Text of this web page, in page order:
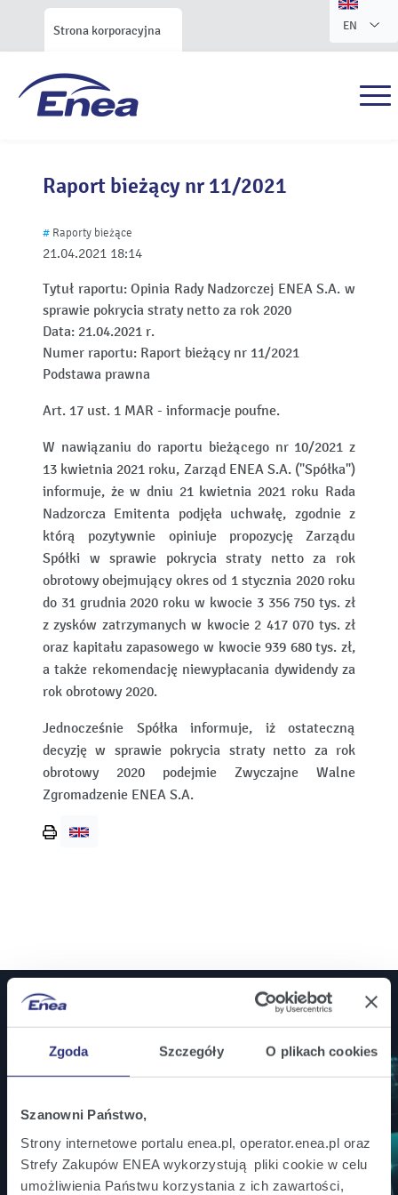
Zgoda Szczegóły O plikach cookies
Szanowni Państwo,
Strony internetowe portalu enea.pl, operator.enea.pl oraz
Strefy Zakupów ENEA wykorzystują pliki cookie w celu
umożliwienia Państwu korzystania z ich zawartości,
Strona korporacyjna EN
Raport bieżący nr 11/2021
21.04.2021 18:14
# Raporty bieżące
Tytuł raportu:Opinia Rady Nadzorczej ENEA S.A. w
sprawie pokrycia straty netto za rok 2020
Data: 21.04.2021 r.
Numer raportu: Raport bieżący nr 11/2021
Podstawa prawna
Art. 17 ust. 1 MAR - informacje poufne.
W nawiązaniu do raportu bieżącego nr 10/2021 z
13 kwietnia 2021 roku, Zarząd ENEA S.A. ("Spółka")
informuje, że w dniu 21 kwietnia 2021 roku Rada
Nadzorcza Emitenta podjęła uchwałę, zgodnie z
którą pozytywnie opiniuje propozycję Zarządu
Spółki w sprawie pokrycia straty netto za rok
obrotowy obejmujący okres od 1 stycznia 2020 roku
do 31 grudnia 2020 roku w kwocie 3 356 750 tys. zł
z zysków zatrzymanych w kwocie 2 417 070 tys. zł
oraz kapitału zapasowego w kwocie 939 680 tys. zł,
a także rekomendację niewypłacania dywidendy za
rok obrotowy 2020.
Jednocześnie Spółka informuje, iż ostateczną
decyzję w sprawie pokrycia straty netto za rok
obrotowy 2020 podejmie Zwyczajne Walne
Zgromadzenie ENEA S.A.
Jesteś inwestorem? Bądź na bieżąco!
Zamów powiadomienia mailowe o wszystkich
Zapisz się